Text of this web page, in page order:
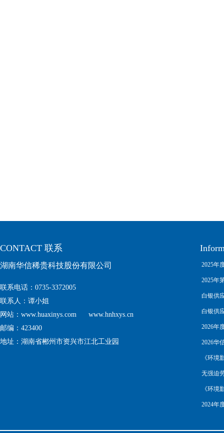
湖南华信稀贵科技股份有限公司
联系电话 ：0735-3372005
联系人：谭小姐
网站：www.huaxinys.com www.hnhxys.cn
邮编：423400
地址：湖南省郴州市资兴市江北工业园
CONTACT 联系
2025年
2025年
白银供
白银供
2026年
2026华
about
《环境
无强迫
《环境
2024年